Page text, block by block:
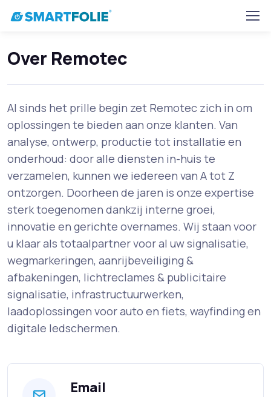
Home Dealers
Over Remotec
Al sinds het prille begin zet Remotec zich in om
oplossingen te bieden aan onze klanten. Van
analyse, ontwerp, productie tot installatie en
onderhoud: door alle diensten in-huis te
verzamelen, kunnen we iedereen van A tot Z
ontzorgen. Doorheen de jaren is onze expertise
sterk toegenomen dankzij interne groei,
innovatie en gerichte overnames. Wij staan voor
u klaar als totaalpartner voor al uw signalisatie,
wegmarkeringen, aanrijbeveiliging &
afbakeningen, lichtreclames & publicitaire
signalisatie, infrastructuurwerken,
laadoplossingen voor auto en fiets, wayfinding en
digitale ledschermen.
Email